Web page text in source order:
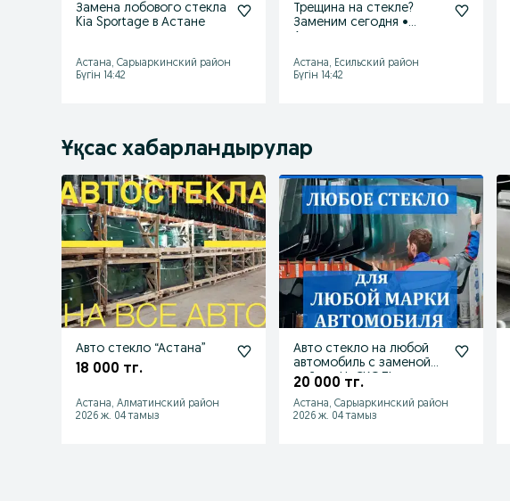
Замена лобового стекла
Kia Sportage в Астане
Астана, Сарыаркинский район
Бүгін 14:42
Трещина на стекле?
Заменим сегодня •
Астана, Есильский район
Бүгін 14:42
Ұқсас хабарландырулар
Авто стекло “Астана”
18 000 тг.
Астана, Алматинский район
2026 ж. 04 тамыз
Авто стекло на любой
автомобиль с заменой
ной ии: НеСКОЛЬко с
20 000 тг.
Астана, Сарыаркинский район
2026 ж. 04 тамыз